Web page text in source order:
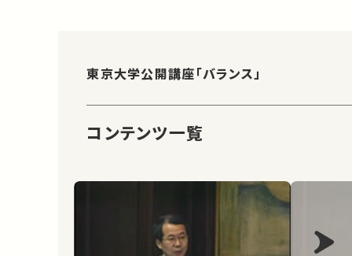
東京大学公開講座「バランス」
コンテンツ一覧